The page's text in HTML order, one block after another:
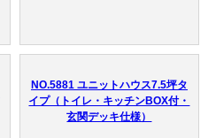
NO.5881 ユニットハウス7.5坪タ
イプ（トイレ・キッチンBOX付・
玄関デッキ仕様）